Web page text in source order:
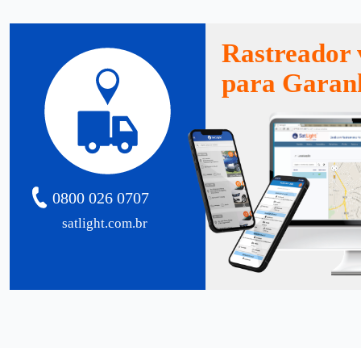
satlight.com.br
0800 026 0707
Rastreador
para